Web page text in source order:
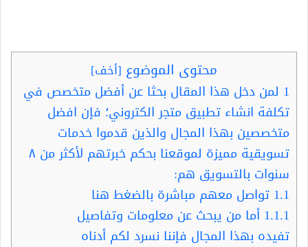
محتوى الموضوع [أخف]
1 لمن دخل هذا المقال بحثا عن أفضل متخصص في
تكلفة انشاء تطبيق متجر الكتروني؛ فإن افضل
متخصصين بهذا المجال والذين قدموا خدمات
تسويقية مميزة لموقعنا بحكم خبرتهم لأكثر من ٨
سنوات بالتسويق هم:
1.1 تواصل معهم مباشرة بالضغط هنا
1.1.1 أما من يبحث عن معلومات وتفاصيل
تفيده بهذا المجال فإننا نسرد لكم أدناه